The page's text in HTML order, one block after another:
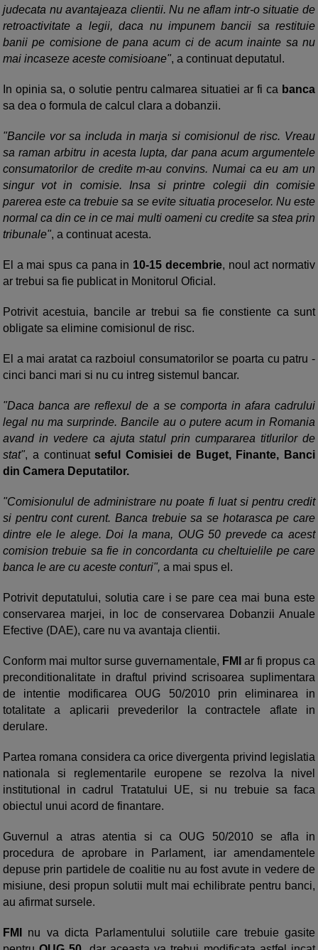
judecata nu avantajeaza clientii. Nu ne aflam intr-o situatie de
retroactivitate a legii, daca nu impunem bancii sa restituie
banii pe comisione de pana acum ci de acum inainte sa nu
mai incaseze aceste comisioane", a continuat deputatul.
In opinia sa, o solutie pentru calmarea situatiei ar fi ca banca
sa dea o formula de calcul clara a dobanzii.
"Bancile vor sa includa in marja si comisionul de risc. Vreau
sa raman arbitru in acesta lupta, dar pana acum argumentele
consumatorilor de credite m-au convins. Numai ca eu am un
singur vot in comisie. Insa si printre colegii din comisie
parerea este ca trebuie sa se evite situatia proceselor. Nu este
normal ca din ce in ce mai multi oameni cu credite sa stea prin
tribunale", a continuat acesta.
El a mai spus ca pana in 10-15 decembrie, noul act normativ
ar trebui sa fie publicat in Monitorul Oficial.
Potrivit acestuia, bancile ar trebui sa fie constiente ca sunt
obligate sa elimine comisionul de risc.
El a mai aratat ca razboiul consumatorilor se poarta cu patru -
cinci banci mari si nu cu intreg sistemul bancar.
"Daca banca are reflexul de a se comporta in afara cadrului
legal nu ma surprinde. Bancile au o putere acum in Romania
avand in vedere ca ajuta statul prin cumpararea titlurilor de
stat", a continuatseful Comisiei de Buget, Finante, Banci
din Camera Deputatilor.
"Comisionulul de administrare nu poate fi luat si pentru credit
si pentru cont curent. Banca trebuie sa se hotarasca pe care
dintre ele le alege. Doi la mana, OUG 50 prevede ca acest
comision trebuie sa fie in concordanta cu cheltuielile pe care
banca le are cu aceste conturi", a mai spus el.
Potrivit deputatului, solutia care i se pare cea mai buna este
conservarea marjei, in loc de conservarea Dobanzii Anuale
Efective (DAE), care nu va avantaja clientii.
Conform mai multor surse guvernamentale, FMI ar fi propus ca
preconditionalitate in draftul privind scrisoarea suplimentara
de intentie modificarea OUG 50/2010 prin eliminarea in
totalitate a aplicarii prevederilor la contractele aflate in
derulare.
Partea romana considera ca orice divergenta privind legislatia
nationala si reglementarile europene se rezolva la nivel
institutional in cadrul Tratatului UE, si nu trebuie sa faca
obiectul unui acord de finantare.
Guvernul a atras atentia si ca OUG 50/2010 se afla in
procedura de aprobare in Parlament, iar amendamentele
depuse prin partidele de coalitie nu au fost avute in vedere de
misiune, desi propun solutii mult mai echilibrate pentru banci,
au afirmat sursele.
FMI
nu va dicta Parlamentului solutiile care trebuie gasite